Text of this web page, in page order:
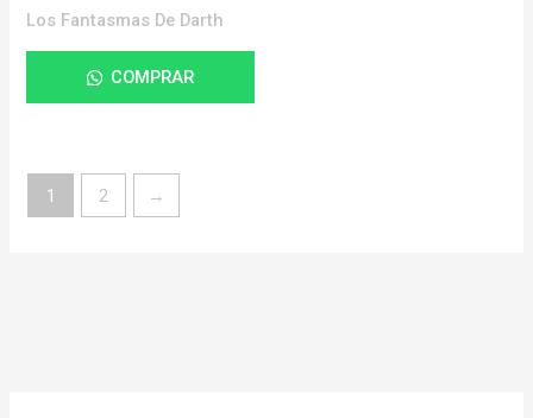
Los Fantasmas De Darth
COMPRAR
1 2 →